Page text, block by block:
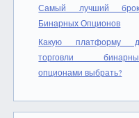
Самый лучший
Бинарных Опционов
Какую платформу
торговли
опционами выбрать?